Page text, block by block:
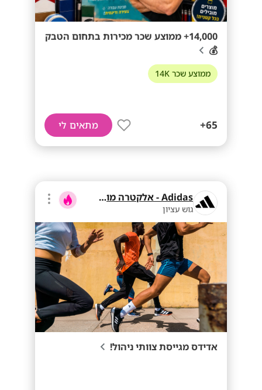
14,000+ ממוצע שכר מכירות בתחום הטבק
💰
ממוצע שכר 14K
65+ מתאים לי
Adidas - אלקטרה מוצרי צריכה
גוש עציון
אדידס מגייסת צוותי ניהול!